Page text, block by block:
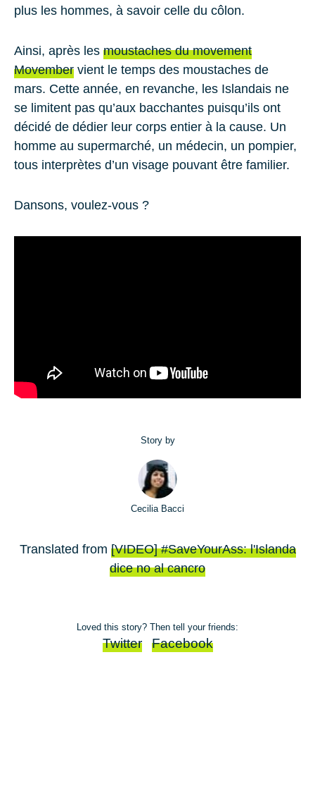
plus les hommes, à savoir celle du côlon.
Ainsi, après les moustaches du movement
Movember vient le temps des moustaches de
mars. Cette année, en revanche, les Islandais ne
se limitent pas qu’aux bacchantes puisqu’ils ont
décidé de dédier leur corps entier à la cause. Un
homme au supermarché, un médecin, un pompier,
tous interprètes d’un visage pouvant être familier.
Dansons, voulez-vous ?
Story by
Cecilia Bacci
Translated from [VIDEO] #SaveYourAss: l'Islanda
dice no al cancro
Loved this story? Then tell your friends:
Twitter Facebook